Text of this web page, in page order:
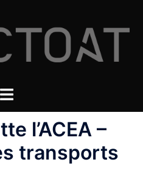
l’ACEA –
transports